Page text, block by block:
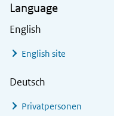
Language
English
English site
Deutsch
Privatpersonen